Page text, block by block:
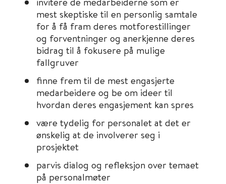
mest skeptiske til en personlig samtale
for å få fram deres motforestillinger
og forventninger og anerkjenne deres
bidrag til å fokusere på mulige
fallgruver
finne frem til de mest engasjerte
medarbeidere og be om ideer til
hvordan deres engasjement kan spres
være tydelig for personalet at det er
ønskelig at de involverer seg i
prosjektet
parvis dialog og refleksjon over temaet
på personalmøter